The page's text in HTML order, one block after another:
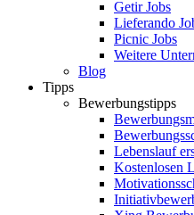
Getir Jobs
Lieferando
Picnic Jobs
Weitere
Blog
Tipps
Bewerbungstipps
Lebenslauf
Kostenlosen